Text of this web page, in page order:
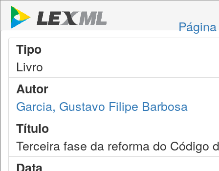
Tipo
Livro
Autor
Garcia, Gustavo Filipe Barbosa
Título
Terceira fase da reforma do Código